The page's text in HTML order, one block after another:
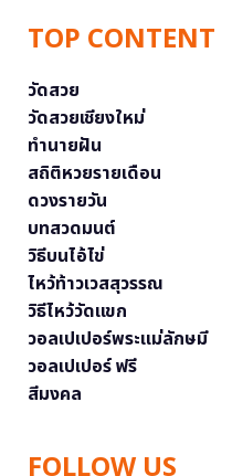
TOP CONTENT
วัดสวย
วัดสวยเชียงใหม่
ทำนายฝัน
สถิติหวยรายเดือน
ดวงรายวัน
บทสวดมนต์
วิธีบนไอ้ไข่
ไหว้ท้าวเวสสุวรรณ
วิธีไหว้วัดแขก
วอลเปเปอร์พระแม่ลักษมี
วอลเปเปอร์ ฟรี
สีมงคล